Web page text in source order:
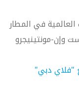
في المطار
وإن-مونتينيجرو
"فلاي دبي"